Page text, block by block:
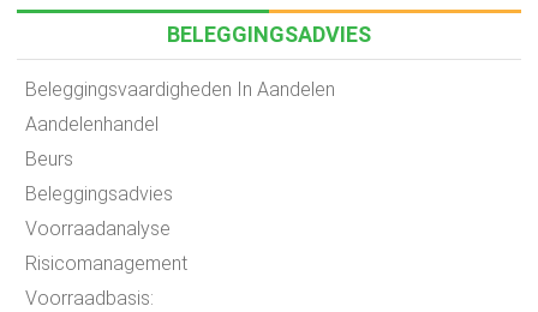
BELEGGINGSADVIES
Beleggingsvaardigheden In Aandelen
Aandelenhandel
Beurs
Beleggingsadvies
Voorraadanalyse
Risicomanagement
Voorraadbasis: